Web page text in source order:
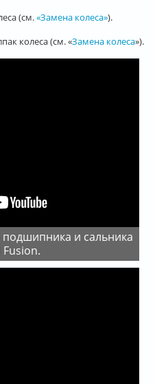
(см.«Замена колеса»).
колеса (см. «Замена колеса»).